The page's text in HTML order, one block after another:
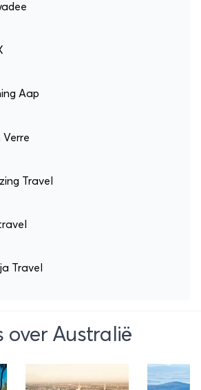
Aap
Verre
Travel
Travel
over Australië